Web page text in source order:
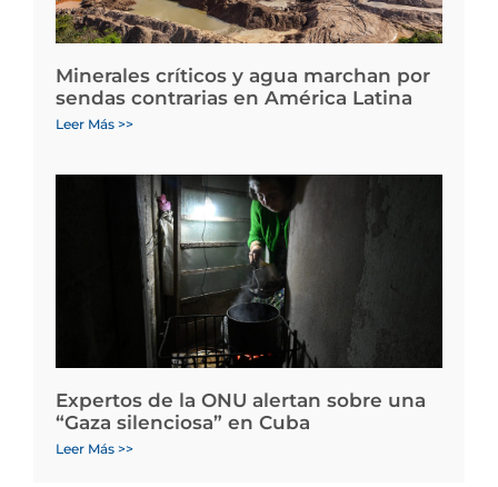
Minerales críticos y agua marchan por
sendas contrarias en América Latina
Leer Más >>
Expertos de la ONU alertan sobre una
“Gaza silenciosa” en Cuba
Leer Más >>